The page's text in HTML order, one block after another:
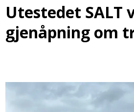
Utestedet SALT
gjenåpning om